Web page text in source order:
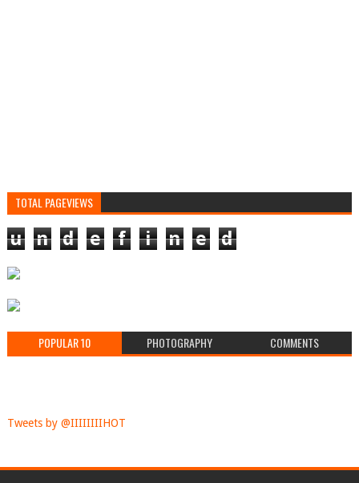
TOTAL PAGEVIEWS
u n d e f i n e d
POPULAR 10 PHOTOGRAPHY COMMENTS
Tweets by @IIIIIIIIHOT